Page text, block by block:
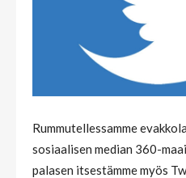
Rummutellessamme
sosiaalisen median 360-
palasen itsestämme myös